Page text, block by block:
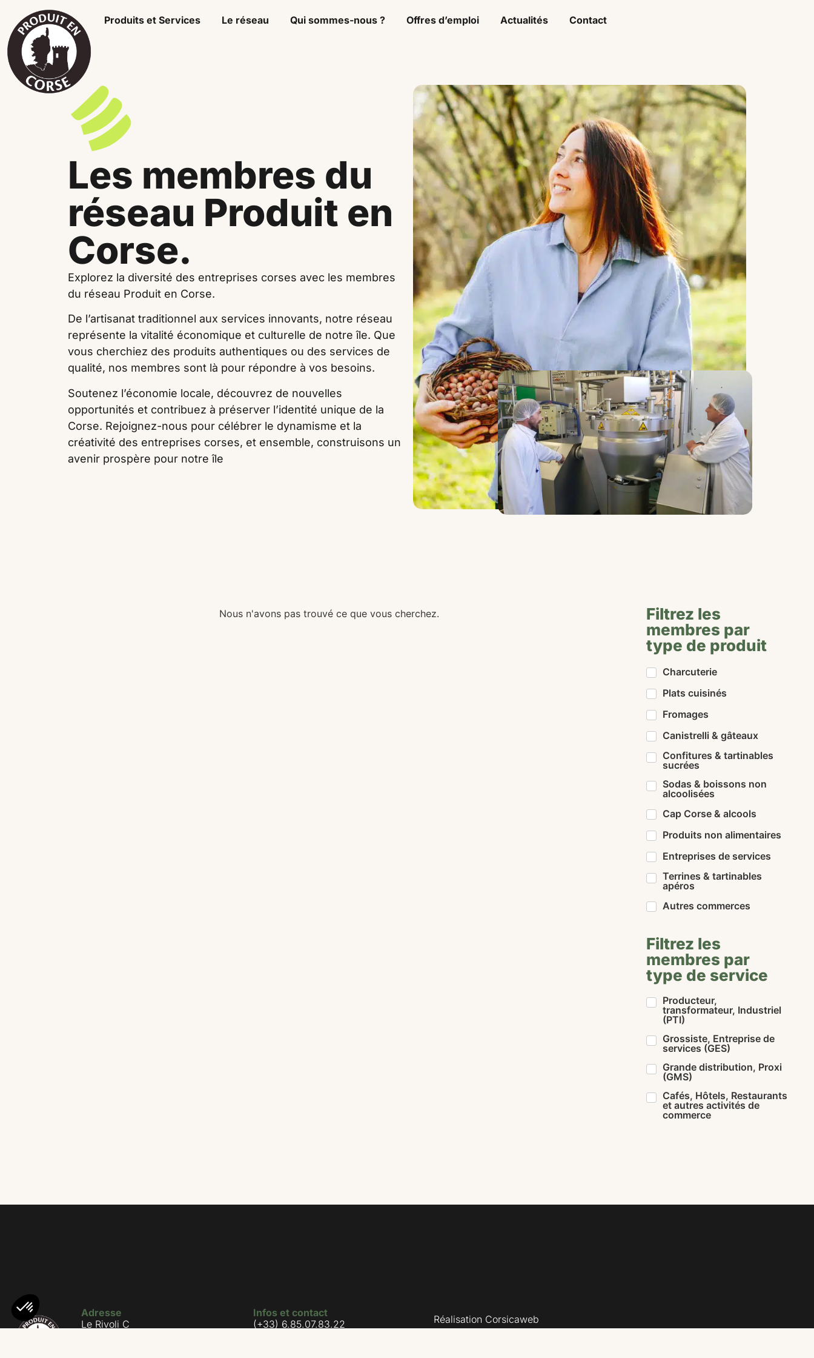
Produits et Services Le réseau Qui sommes-nous ? Offres d’emploi Actualités Contact
Les membres du
réseau Produit en
Corse.
Explorez la diversité des entreprises corses avec les membres
du réseau Produit en Corse.
De l’artisanat traditionnel aux services innovants, notre réseau
représente la vitalité économique et culturelle de notre île. Que
vous cherchiez des produits authentiques ou des services de
qualité, nos membres sont là pour répondre à vos besoins.
Soutenez l’économie locale, découvrez de nouvelles
opportunités et contribuez à préserver l’identité unique de la
Corse. Rejoignez-nous pour célébrer le dynamisme et la
créativité des entreprises corses, et ensemble, construisons un
avenir prospère pour notre île
Nous n'avons pas trouvé ce que vous cherchez.
Filtrez les
membres par
type de produit
Charcuterie
Plats cuisinés
Fromages
Canistrelli & gâteaux
Confitures & tartinables
sucrées
Sodas & boissons non
alcoolisées
Cap Corse & alcools
Produits non alimentaires
Entreprises de services
Terrines & tartinables
apéros
Autres commerces
Filtrez les
membres par
type de service
Producteur,
transformateur, Industriel
(PTI)
Grossiste, Entreprise de
services (GES)
Grande distribution, Proxi
(GMS)
Cafés, Hôtels, Restaurants
et autres activités de
commerce
Adresse
Le Rivoli C
Infos et contact
(+33) 6.85.07.83.22
Réalisation Corsicaweb